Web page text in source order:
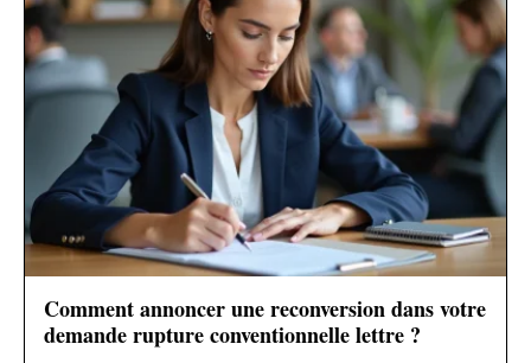
Comment annoncer une reconversion dans votre
demande rupture conventionnelle lettre ?